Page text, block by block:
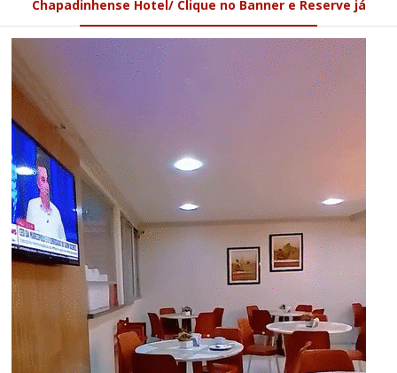
Chapadinhense Hotel/ Clique no Banner e Reserve já